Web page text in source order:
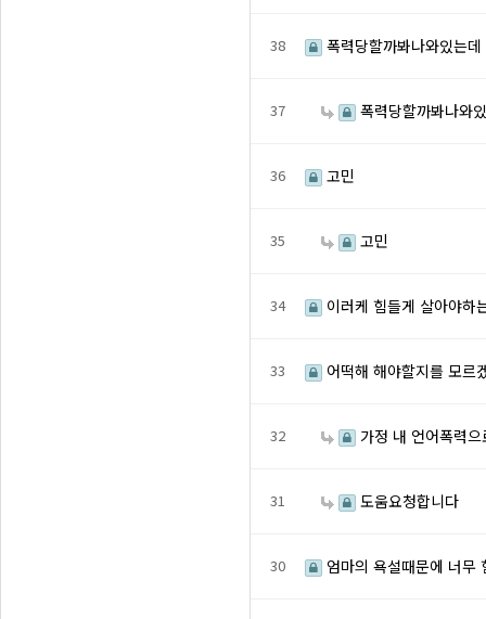
38 폭력당할까봐나와있는데
37 폭력당할까봐나와
36 고민
35 고민
34 이러케 힘들게 살아야하
33 어떡해 해야할지를 모르
32 가정 내 언어폭력
31 도움요청합니다
30 엄마의 욕설때문에 너무